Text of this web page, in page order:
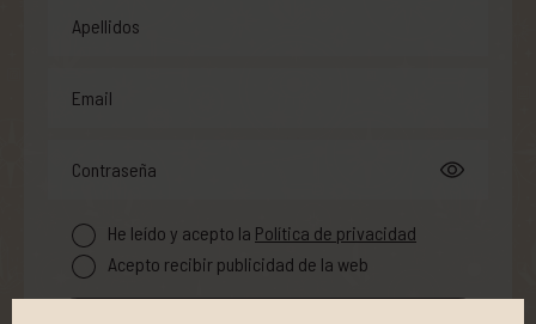
Apellidos
Email
Contraseña
He leído y acepto la Política de privacidad
Acepto recibir publicidad de la web